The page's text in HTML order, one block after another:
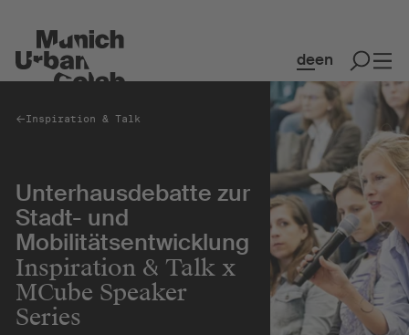
deen
Co-Working & Office Spaces
Event Spaces
MakerSpace
Restaurant & Café
Kollaboration
Inspiration & Talk
Unterhausdebatte zur
Stadt- und
Mobilitätsentwicklung
Inspiration & Talk x
MCube Speaker
Series